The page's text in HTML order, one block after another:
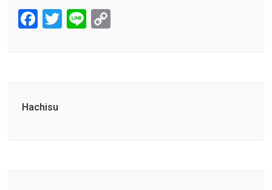
Facebook
Twitter
Line
Hachisu